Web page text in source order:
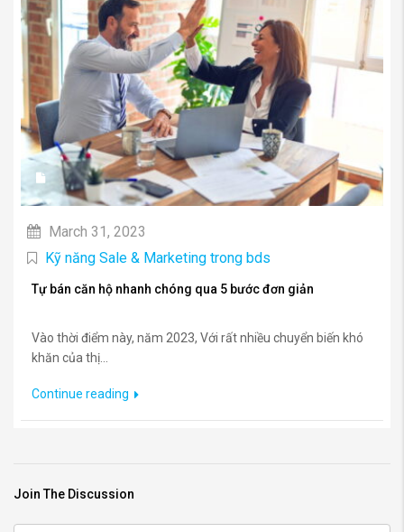
March 31, 2023
Kỹ năng Sale & Marketing trong bds
Tự bán căn hộ nhanh chóng qua 5 bước đơn giản
Vào thời điểm này, năm 2023, Với rất nhiều chuyển biến khó
khăn của thị...
Continue reading
Join The Discussion